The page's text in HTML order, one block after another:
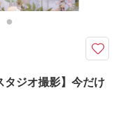
ジフレーム（5×7）
景4シーン♢特別な思い出
す！
タジオ撮影】今だけ